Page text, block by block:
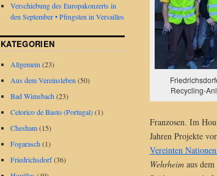
Recycling-
Franzosen. Im
Jahren Projekte
Vereinten
Wehrheimaus dem
Verschiebung des Europakonzerts in
den September • Pfingsten in Versailles
KATEGORIEN
Allgemein(23)
Aus dem Vereinsleben(50)
Bad Wimsbach(23)
Celorico de Basto (Portugal)(1)
Chesham(15)
Fogarasch(1)
Friedrichsdorf(36)